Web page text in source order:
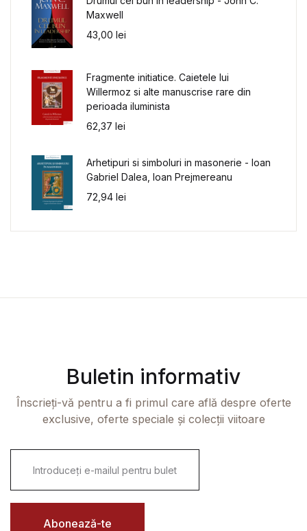
Maxwell
43,00 lei
Fragmente initiatice. Caietele lui
Willermoz si alte manuscrise rare din
perioada iluminista
62,37 lei
Arhetipuri si simboluri in masonerie - Ioan
Gabriel Dalea, Ioan Prejmereanu
72,94 lei
Buletin informativ
Înscrieți-vă pentru a fi primul care află despre oferte
exclusive, oferte speciale și colecții viitoare
i
l
Abonează-te